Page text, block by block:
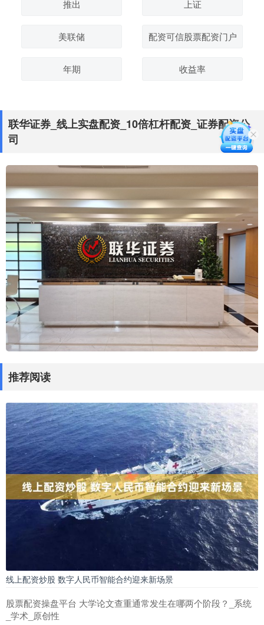
推出 上证
美联储 配资可信股票配资门户
年期 收益率
联华证券_线上实盘配资_10倍杠杆配资_证券配资公
司
推荐阅读
线上配资炒股 数字人民币智能合约迎来新场景
股票配资操盘平台 大学论文查重通常发生在哪两个阶段？_系统
_学术_原创性